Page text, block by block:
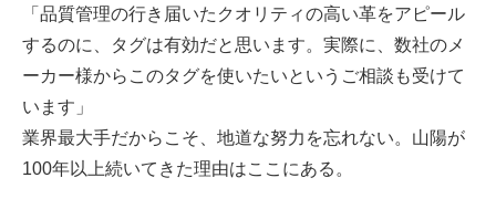
「品質管理の行き届いたクオリティの高い革をアピール
するのに、タグは有効だと思います。実際に、数社のメ
ーカー様からこのタグを使いたいというご相談も受けて
います」
業界最大手だからこそ、地道な努力を忘れない。山陽が
100年以上続いてきた理由はここにある。